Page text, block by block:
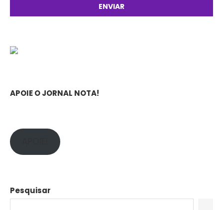
APOIE O JORNAL NOTA!
Pesquisar